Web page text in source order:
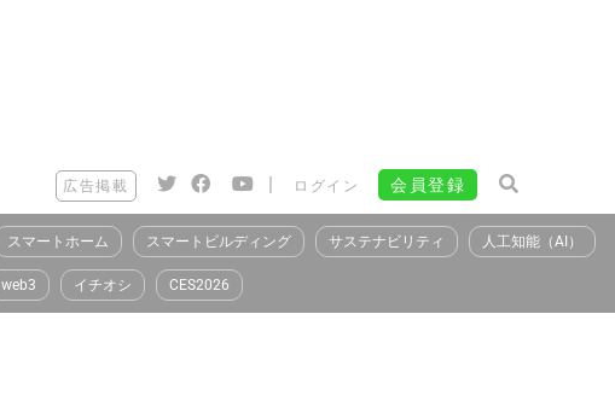
広告掲載 | ログイン 会員登録
スマートホーム スマートビルディング サステナビリティ 人工知能（AI）
web3 イチオシ CES2026